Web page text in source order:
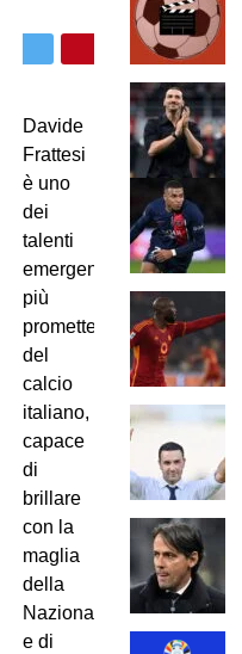
Davide
Frattesi
è uno
dei
talenti
emergenti
più
promettenti
del
calcio
italiano,
capace
di
brillare
con la
maglia
della
Nazionale
e di